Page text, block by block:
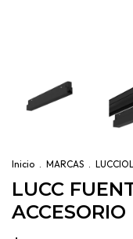
Inicio . MARCAS .
LUCC
ACCESORIO